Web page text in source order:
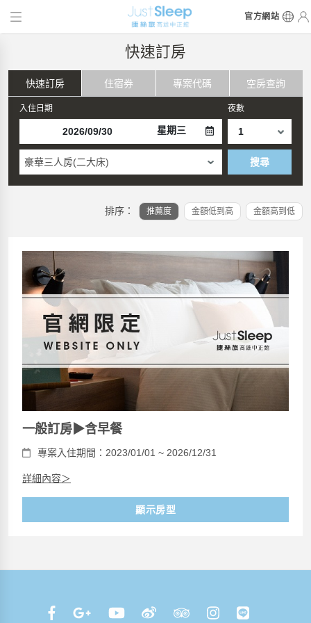
官方網站
快速訂房
快速訂房 住宿券 專案代碼 空房查詢
入住日期
星期三
夜數
豪華三人房(二大床) 搜尋
排序： 推薦度 金額低到高 金額高到低
一般訂房▶含早餐
專案入住期間：2023/01/01 ~ 2026/12/31
詳細內容＞
顯示房型